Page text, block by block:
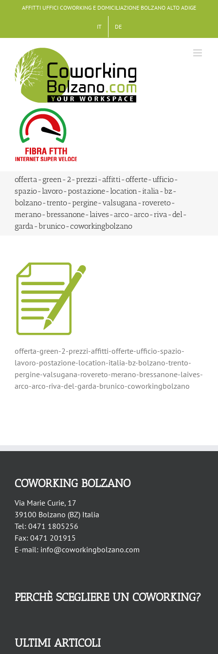
AFFITTI UFFICI COWORKING E DOMICILIAZIONE BOLZANO ALTO ADIGE
IT DE
offerta-green-2-prezzi-affitti-offerte-ufficio-
spazio-lavoro-postazione-location-italia-bz-
bolzano-trento-pergine-valsugana-rovereto-
merano-bressanone-laives-arco-arco-riva-del-
garda-brunico-coworkingbolzano
offerta-green-2-prezzi-affitti-offerte-ufficio-spazio-
lavoro-postazione-location-italia-bz-bolzano-trento-
pergine-valsugana-rovereto-merano-bressanone-laives-
arco-arco-riva-del-garda-brunico-coworkingbolzano
COWORKING BOLZANO
Via Marie Curie, 17
39100 Bolzano (BZ) Italia
Tel: 0471 1805256
Fax: 0471 201915
E-mail: info@coworkingbolzano.com
PERCHÈ SCEGLIERE UN COWORKING?
ULTIMI ARTICOLI